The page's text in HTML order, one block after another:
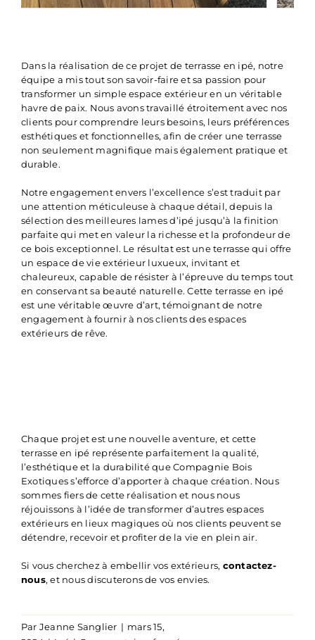
Dans la réalisation de ce projet de terrasse en ipé, notre
équipe a mis tout son savoir-faire et sa passion pour
transformer un simple espace extérieur en un véritable
havre de paix. Nous avons travaillé étroitement avec nos
clients pour comprendre leurs besoins, leurs préférences
esthétiques et fonctionnelles, afin de créer une terrasse
non seulement magnifique mais également pratique et
durable.
Notre engagement envers l’excellence s’est traduit par
une attention méticuleuse à chaque détail, depuis la
sélection des meilleures lames d’ipé jusqu’à la finition
parfaite qui met en valeur la richesse et la profondeur de
ce bois exceptionnel. Le résultat est une terrasse qui offre
un espace de vie extérieur luxueux, invitant et
chaleureux, capable de résister à l’épreuve du temps tout
en conservant sa beauté naturelle. Cette terrasse en ipé
est une véritable œuvre d’art, témoignant de notre
engagement à fournir à nos clients des espaces
extérieurs de rêve.
Chaque projet est une nouvelle aventure, et cette
terrasse en ipé représente parfaitement la qualité,
l’esthétique et la durabilité que Compagnie Bois
Exotiques s’efforce d’apporter à chaque création. Nous
sommes fiers de cette réalisation et nous nous
réjouissons à l’idée de transformer d’autres espaces
extérieurs en lieux magiques où nos clients peuvent se
détendre, recevoir et profiter de la vie en plein air.
Si vous cherchez à embellir vos extérieurs, contactez-
nous, et nous discuterons de vos envies.
Par Jeanne Sanglier | mars 15,